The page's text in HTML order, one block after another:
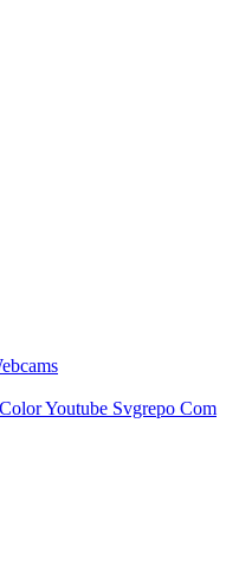
Youtube Svgrepo Com